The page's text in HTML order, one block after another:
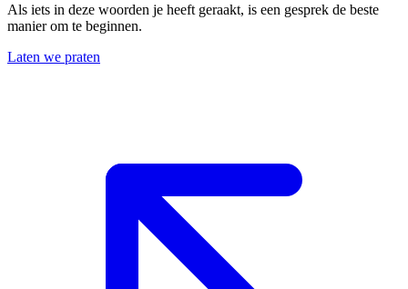
Als iets in deze woorden je heeft geraakt, is een gesprek de beste
manier om te beginnen.
Laten we praten